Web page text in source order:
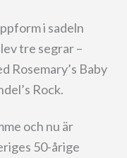
i sadeln
tre segrar –
Rosemary’s Baby
Rock.
och nu är
50-årige